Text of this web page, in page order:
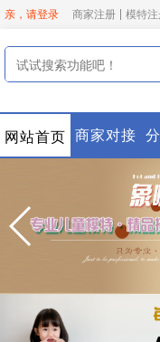
亲，请登录 商家注册 模特
网站首页 商家对接